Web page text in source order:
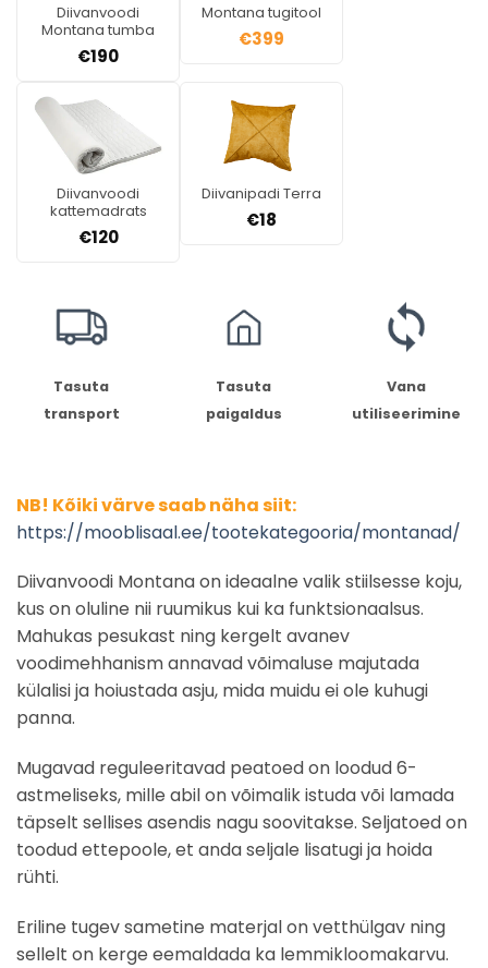
Diivanvoodi
Montana tumba
€190
Montana tugitool
€399
Diivanvoodi
kattemadrats
€120
Diivanipadi Terra
€18
Tasuta
transport
Tasuta
paigaldus
Vana
utiliseerimine
NB! Kõiki värve saab näha siit:
https://mooblisaal.ee/tootekategooria/montanad/
Diivanvoodi Montana on ideaalne valik stiilsesse koju,
kus on oluline nii ruumikus kui ka funktsionaalsus.
Mahukas pesukast ning kergelt avanev
voodimehhanism annavad võimaluse majutada
külalisi ja hoiustada asju, mida muidu ei ole kuhugi
panna.
Mugavad reguleeritavad peatoed on loodud 6-
astmeliseks, mille abil on võimalik istuda või lamada
täpselt sellises asendis nagu soovitakse. Seljatoed on
toodud ettepoole, et anda seljale lisatugi ja hoida
rühti.
Eriline tugev sametine materjal on vetthülgav ning
sellelt on kerge eemaldada ka lemmikloomakarvu.